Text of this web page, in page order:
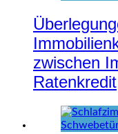
zwischen
Ratenkredit